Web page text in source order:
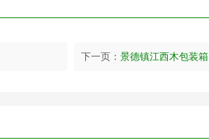
下一页： 景德镇江西木包装箱